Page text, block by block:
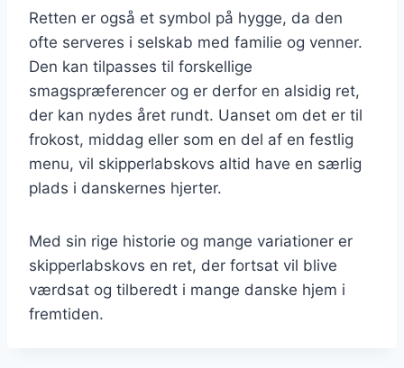
Retten er også et symbol på hygge, da den
ofte serveres i selskab med familie og venner.
Den kan tilpasses til forskellige
smagspræferencer og er derfor en alsidig ret,
der kan nydes året rundt. Uanset om det er til
frokost, middag eller som en del af en festlig
menu, vil skipperlabskovs altid have en særlig
plads i danskernes hjerter.
Med sin rige historie og mange variationer er
skipperlabskovs en ret, der fortsat vil blive
værdsat og tilberedt i mange danske hjem i
fremtiden.